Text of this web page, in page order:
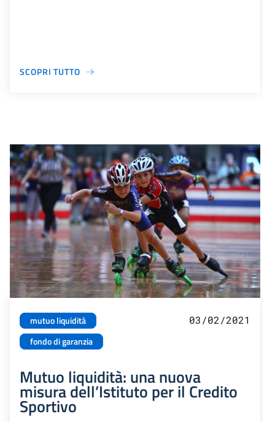
SCOPRI TUTTO
mutuo liquidità
fondo di garanzia
03/02/2021
Mutuo liquidità: una nuova
misura dell’Istituto per il Credito
Sportivo